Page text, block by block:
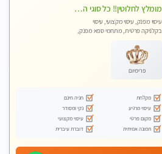
מומלץ לחלוטין!! כל סוגי העיסויים מעסה מקצועית ואיכותית פרטי!!!
עיסוי מפנק, עיסוי מקצועי, עיסוי
בקלניקה פרטית, מתחמי ספא מפנק,
פרימיום
מקלחת
חניה חינם
עיסוי מרגיע
נקי ומסודר
מקום פרטי
עיסוי מקצועי
תמונה אמיתית
דוברת עיברית